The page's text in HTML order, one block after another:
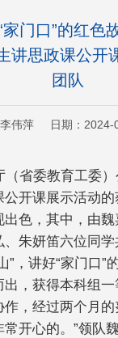
家门口”的红
讲思政课公开
团队
李伟萍 日期：
（省委教育工委
开课展示活动
色，其中，由
朱妍笛六位同
”，讲好“家门口”
，获得本科组一
，经过两个月
开心的。”领队